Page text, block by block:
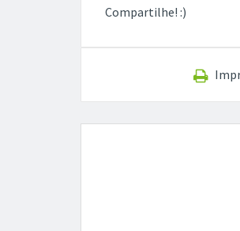
Compartilhe! :)